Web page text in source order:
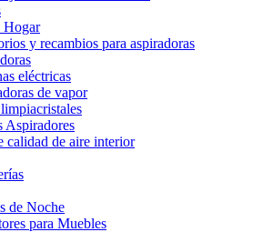
Hogar
y recambios para aspiradoras
eléctricas
de vapor
Aspiradores
calidad de aire interior
de Noche
para Muebles